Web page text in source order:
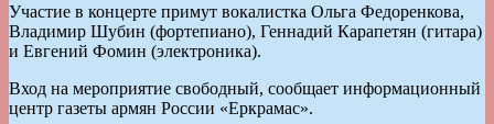
Участие в концерте примут вокалистка Ольга Федоренкова,
Владимир Шубин (фортепиано), Геннадий Карапетян (гитара)
и Евгений Фомин (электроника).
Вход на мероприятие свободный, сообщает информационный
центр газеты армян России «Еркрамас».